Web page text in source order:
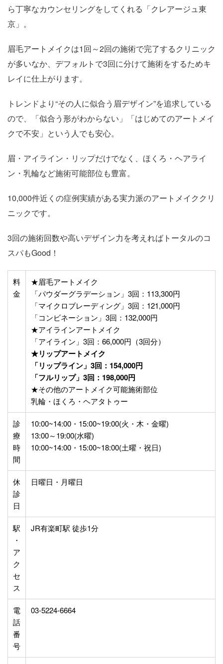
ら丁寧なカウンセリングをしてくれる「クレアージュ東
京」。
眉毛アートメイクは1回～2回の施術で完了するクリニック
が多いなか、デフォルトで3回に分けて施術をするためキ
レイに仕上がります。
トレンドより“その人に似合う眉デザイン”を追求している
ので、「似合う形がわからない」「はじめてのアートメイ
クで不安」という人でも安心。
眉・アイライン・リップだけでなく、ほくろ・ヘアライ
ン・乳輪など施術可能部位も豊富。
10,000件近くの症例実績がある実力派のアートメイククリ
ニックです。
3回の施術回数や高いデザイン力を考えればトータルのコ
スパもGood！
料
金
★眉毛アートメイク
「パウダーグラデーション」3回：113,300円
「マイクロブレーディング」3回：121,000円
「コンビネーション」3回：132,000円
★アイラインアートメイク
「アイライン」3回：66,000円（3回分）
★リップアートメイク
「リップライン」 3回：154,000円
「フルリップ」 3回：198,000円
★その他のアートメイク可能施術部位
乳輪・ほくろ・ヘアタトゥー
診
療
時
間
10:00~14:00・15:00~19:00(火・木・金曜)
13:00～19:00(水曜)
10:00~14:00・15:00~18:00(土曜・祝日)
休
診
日
日曜日・月曜日
駅
・
ア
ク
セ
ス
JR有楽町駅 徒歩1分
電
話
番
号
03-5224-6664